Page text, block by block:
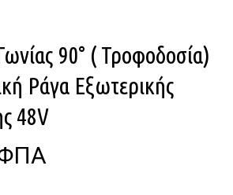
90° ( Τροφοδοσία)
Ράγα Εξωτερικής
48V